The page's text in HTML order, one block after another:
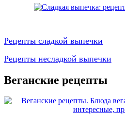
Рецепты сладкой выпечки
Рецепты несладкой выпечки
Веганские рецепты